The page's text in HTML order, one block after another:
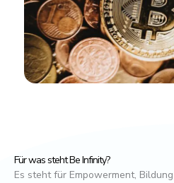
Für was steht Be Infinity?
Es steht für Empowerment,